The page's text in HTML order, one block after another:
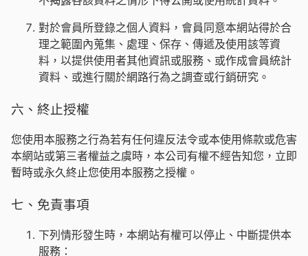
對於會員所登錄之個人資料，會員同意本網站得於合
理之範圍內蒐集、處理、保存、傳遞及使用該等資
料，以提供使用者其他資訊或服務、或作成會員統計
資料、或進行關於網路行為之調查或行銷研究。
六、終止授權
您使用本服務之行為若有任何違反法令或本使用條款或危害
本網站或第三者權益之虞時，本公司有權不經告知您，立即
暫時或永久終止您使用本服務之授權。
七、免責事項
下列情形發生時，本網站有權可以停止、中斷提供本
服務：